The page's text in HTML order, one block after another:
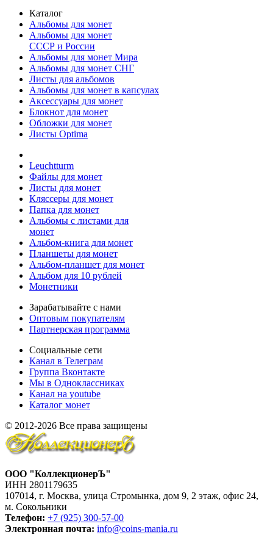
Каталог
Альбомы для монет
Альбомы для монет
СССР и России
Альбомы для монет Мира
Альбомы для монет СНГ
Листы для альбомов
Альбомы для монет в капсулах
Аксессуары для монет
Блокнот для монет
Обложки для монет
Листы Optima
Leuchtturm
Файлы для монет
Листы для монет
Кляссеры для монет
Папка для монет
Альбомы с листами для
монет
Альбом-книга для монет
Планшеты для монет
Альбом-планшет для монет
Альбом для 10 рублей
Монетники
Зарабатывайте с нами
Оптовым покупателям
Партнерская программа
Социальные сети
Канал в Телеграм
Группа Вконтакте
Мы в Одноклассниках
Канал на youtube
Каталог монет
© 2012-2026 Все права защищены
ООО "КоллекционерЪ"
ИНН 2801179635
107014, г. Москва, улица Стромынка, дом 9, 2 этаж, офис 24,
м. Сокольники
Телефон: +7 (925) 300-57-00
Электронная почта: info@coins-mania.ru